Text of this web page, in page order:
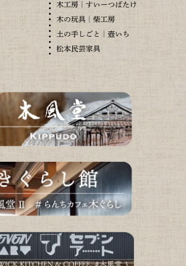
木工房｜すいーつばたけ
木の玩具｜柴工房
土の手しごと｜壺いち
松本民芸家具